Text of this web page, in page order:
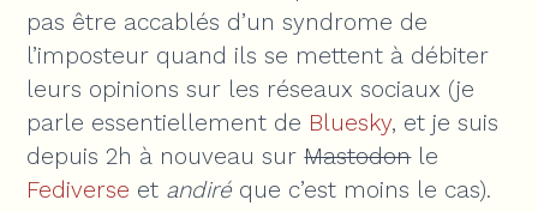
pas être accablés d’un syndrome de
l’imposteur quand ils se mettent à débiter
leurs opinions sur les réseaux sociaux (je
parle essentiellement de Bluesky, et je suis
depuis 2h à nouveau surMastodonle
Fediverse et andiréque c’est moins le cas).